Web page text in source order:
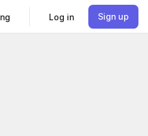
Log in Sign up